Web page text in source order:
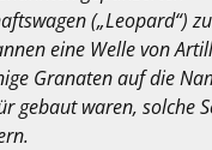
(„Leopard“)
eine Welle von
Granaten auf die
gebaut waren, solche